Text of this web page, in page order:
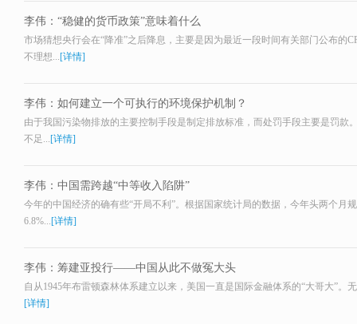
李伟：“稳健的货币政策”意味着什么
市场猜想央行会在“降准”之后降息，主要是因为最近一段时间有关部门公布的
不理想...[详情]
李伟：如何建立一个可执行的环境保护机制？
由于我国污染物排放的主要控制手段是制定排放标准，而处罚手段主要是罚款
不足...[详情]
李伟：中国需跨越“中等收入陷阱”
今年的中国经济的确有些“开局不利”。根据国家统计局的数据，今年头两个月
6.8%...[详情]
李伟：筹建亚投行——中国从此不做冤大头
自从1945年布雷顿森林体系建立以来，美国一直是国际金融体系的“大哥大”。
[详情]